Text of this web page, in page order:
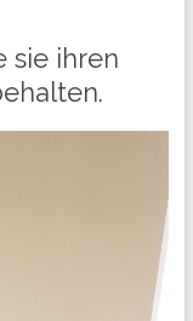
sie ihren